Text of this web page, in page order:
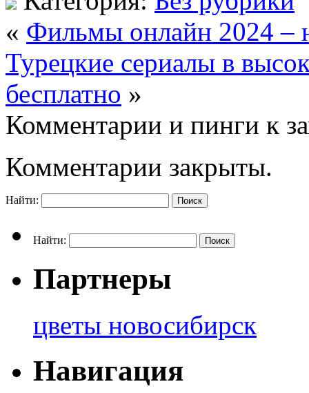
« Фильмы онлайн 2024 –
Турецкие сериалы в
бесплатно »
Комментарии и пинги к
Комментарии закрыты.
Найти:
Найти:
Партнеры
цветы новосибирск
Навигация